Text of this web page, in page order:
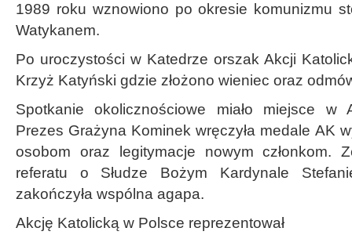
1989 roku wznowiono po okresie komunizmu
Watykanem.
Po uroczystości w Katedrze orszak Akcji
Krzyż Katyński gdzie złożono wieniec oraz
Spotkanie okolicznościowe miało miejsce w
Prezes Grażyna Kominek wręczyła medale AK
osobom oraz legitymacje nowym członkom.
referatu o Słudze Bożym Kardynale
zakończyła wspólna agapa.
Akcję Katolicką w Polsce reprezentował